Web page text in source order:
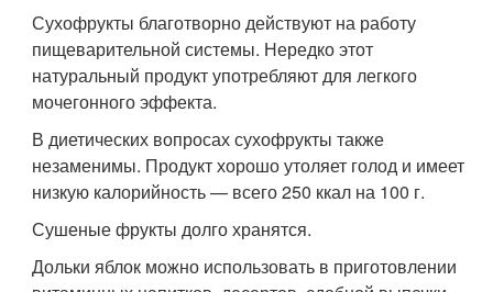
Сухофрукты благотворно действуют на работу
пищеварительной системы. Нередко этот
натуральный продукт употребляют для легкого
мочегонного эффекта.
В диетических вопросах сухофрукты также
незаменимы. Продукт хорошо утоляет голод и имеет
низкую калорийность — всего 250 ккал на 100 г.
Сушеные фрукты долго хранятся.
Дольки яблок можно использовать в приготовлении